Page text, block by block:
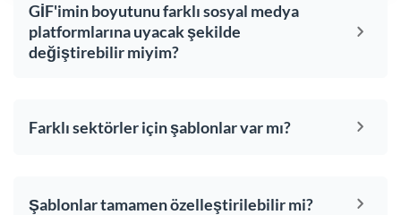
GİF'imin boyutunu farklı sosyal medya
platformlarına uyacak şekilde
değiştirebilir miyim?
Farklı sektörler için şablonlar var mı?
Şablonlar tamamen özelleştirilebilir mi?